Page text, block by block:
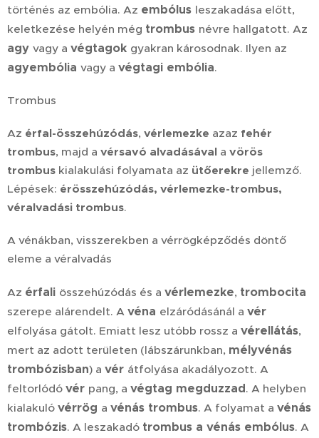
történés az embólia. Az embólus leszakadása előtt,
keletkezése helyén még trombus névre hallgatott. Az
agy vagy a végtagok gyakran károsodnak. Ilyen az
agyembólia vagy a végtagi embólia.
Trombus
Az érfal-összehúzódás, vérlemezke azaz fehér
trombus, majd a vérsavó alvadásával a vörös
trombus kialakulási folyamata az ütőerekre jellemző.
Lépések: érösszehúzódás, vérlemezke-trombus,
véralvadási trombus.
A vénákban, visszerekben a vérrögképződés döntő
eleme a véralvadás
Az érfali összehúzódás és a vérlemezke, trombocita
szerepe alárendelt. A véna elzáródásánál a vér
elfolyása gátolt. Emiatt lesz utóbb rossz a vérellátás,
mert az adott területen (lábszárunkban, mélyvénás
trombózisban) a vér átfolyása akadályozott. A
feltorlódó vér pang, a végtag megduzzad. A helyben
kialakuló vérrög a vénás trombus. A folyamat a vénás
trombózis. A leszakadó trombus a vénás embólus. A